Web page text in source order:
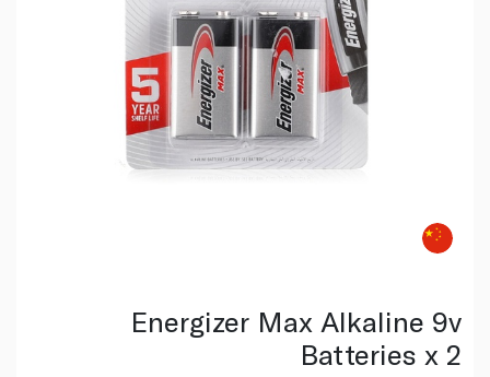
Energizer Max Alkaline 9v
Batteries x 2